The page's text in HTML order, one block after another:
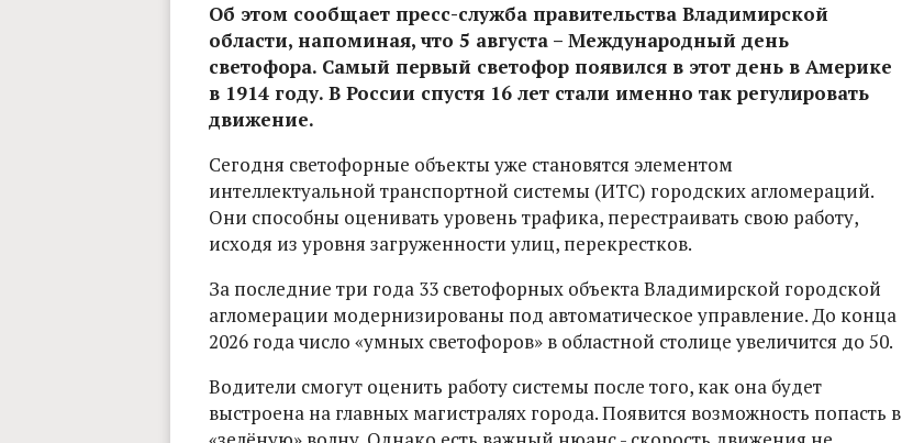
Об этом сообщает пресс-служба правительства Владимирской
области, напоминая, что 5 августа – Международный день
светофора. Самый первый светофор появился в этот день в Америке
в 1914 году. В России спустя 16 лет стали именно так регулировать
движение.
Сегодня светофорные объекты уже становятся элементом
интеллектуальной транспортной системы (ИТС) городских агломераций.
Они способны оценивать уровень трафика, перестраивать свою работу,
исходя из уровня загруженности улиц, перекрестков.
За последние три года 33 светофорных объекта Владимирской городской
агломерации модернизированы под автоматическое управление. До конца
2026 года число «умных светофоров» в областной столице увеличится до 50.
Водители смогут оценить работу системы после того, как она будет
выстроена на главных магистралях города. Появится возможность попасть в